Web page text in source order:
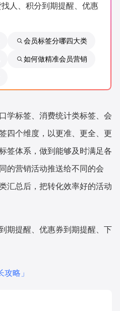
战略合作
产品场景库
行业报告
社群交流
人、积分到期提醒、优惠
会员标签分哪四大类
如何做精准会员营销
学标签、消费统计类标签、会
四个维度，以更准、更全、更
签体系，做到能够及时满足各
的营销活动推送给不同的会
汇总后，把转化效率好的活动
期提醒、优惠券到期提醒、下
略」